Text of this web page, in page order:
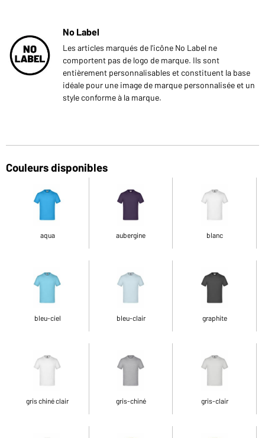
No Label
Les articles marqués de l'icône No Label ne
comportent pas de logo de marque. Ils sont
entièrement personnalisables et constituent la base
idéale pour une image de marque personnalisée et un
style conforme à la marque.
Couleurs disponibles
aqua aubergine blanc
bleu-ciel bleu-clair graphite
gris chiné clair gris-chiné gris-clair